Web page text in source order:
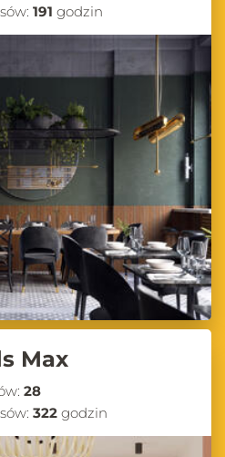
191 godzin
Max
28
322 godzin